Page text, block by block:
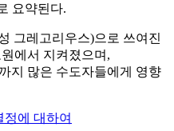
요약된다.
그레고리우스)으로 쓰여진
에서 지켜졌으며,
지 많은 수도자들에게 영향
에 대하여